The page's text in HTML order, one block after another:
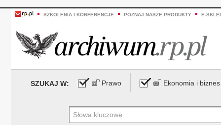
SZKOLENIA I KONFERENCJE POZNAJ NASZE PRODUKTY E-
SZUKAJ W: Prawo Ekonomia i biznes